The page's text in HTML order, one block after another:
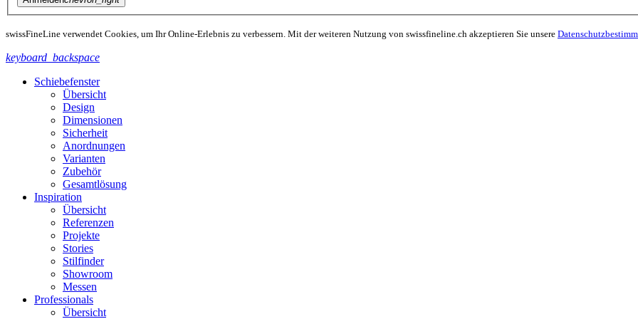
swissFineLine verwendet Cookies, um Ihr Online-Erlebnis zu verbessern. Mit der weiteren Nutzung von swissfineline.ch akzeptieren Sie unsere
keyboard_backspace
Schiebefenster
Übersicht
Design
Dimensionen
Sicherheit
Anordnungen
Varianten
Zubehör
Gesamtlösung
Inspiration
Übersicht
Referenzen
Projekte
Stories
Stilfinder
Showroom
Messen
Professionals
Übersicht